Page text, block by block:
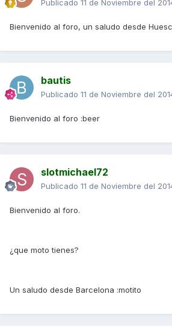
Publicado 11 de Noviembre del
Bienvenido al foro, un saludo desde
bautis
Publicado 11 de Noviembre del
Bienvenido al foro :beer
slotmichael72
Publicado 11 de Noviembre del
Bienvenido al foro.
¿que moto tienes?
Un saludo desde Barcelona :motito